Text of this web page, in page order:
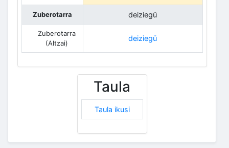
Zuberotarra deiziegü
Zuberotarra
(Altzai)
deiziegü
Taula
Taula ikusi